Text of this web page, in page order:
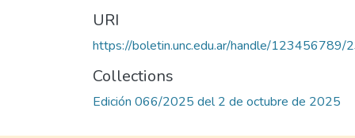
URI
https://boletin.unc.edu.ar/handle/123456789/
Collections
Edición 066/2025 del 2 de octubre de 2025